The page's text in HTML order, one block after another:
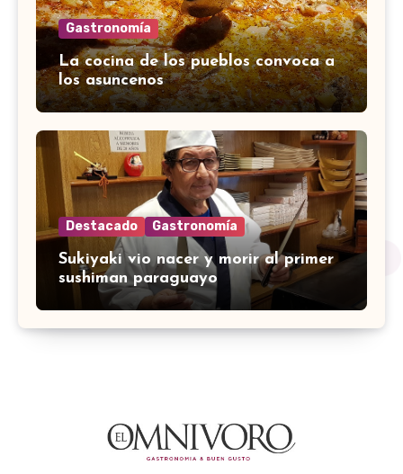
Gastronomía
La cocina de los pueblos convoca a
los asuncenos
Destacado Gastronomía
Sukiyaki vio nacer y morir al primer
sushiman paraguayo